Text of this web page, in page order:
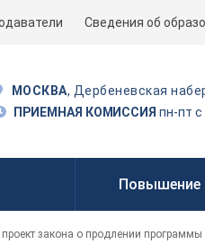
Сведения об
МОСКВА, Дербеневская
ПРИЕМНАЯ КОМИССИЯ пн-пт с
Повышение
закона о продлении программы